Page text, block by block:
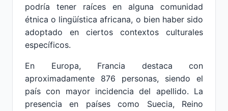
podría tener raíces en alguna comunidad
étnica o lingüística africana, o bien haber sido
adoptado en ciertos contextos culturales
específicos.
En Europa, Francia destaca con
aproximadamente 876 personas, siendo el
país con mayor incidencia del apellido. La
presencia en países como Suecia, Reino